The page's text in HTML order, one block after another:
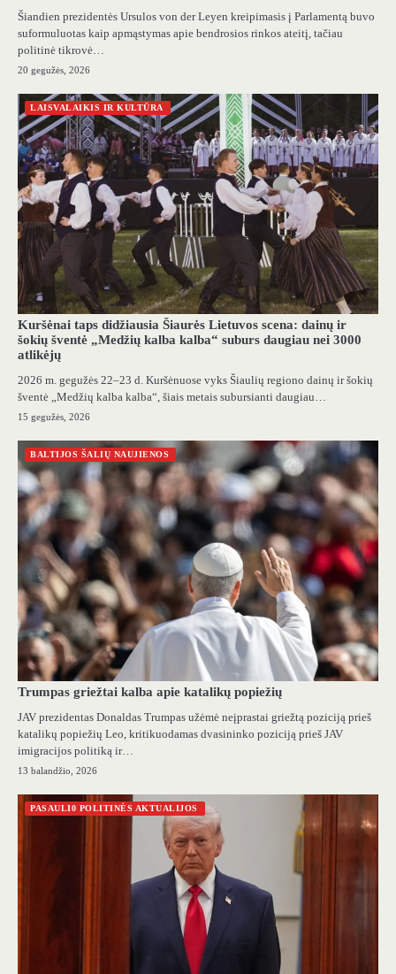
Šiandien prezidentės Ursulos von der Leyen kreipimasis į Parlamentą buvo
suformuluotas kaip apmąstymas apie bendrosios rinkos ateitį, tačiau
politinė tikrovė…
20 gegužės, 2026
LAISVALAIKIS IR KULTŪRA
Kuršėnai taps didžiausia Šiaurės Lietuvos scena: dainų ir
šokių šventė „Medžių kalba kalba“ suburs daugiau nei 3000
atlikėjų
2026 m. gegužės 22–23 d. Kuršėnuose vyks Šiaulių regiono dainų ir šokių
šventė „Medžių kalba kalba“, šiais metais subursianti daugiau…
15 gegužės, 2026
BALTIJOS ŠALIŲ NAUJIENOS
Trumpas griežtai kalba apie katalikų popiežių
JAV prezidentas Donaldas Trumpas užėmė neįprastai griežtą poziciją prieš
katalikų popiežių Leo, kritikuodamas dvasininko poziciją prieš JAV
imigracijos politiką ir…
13 balandžio, 2026
PASAULI0 POLITINĖS AKTUALIJOS